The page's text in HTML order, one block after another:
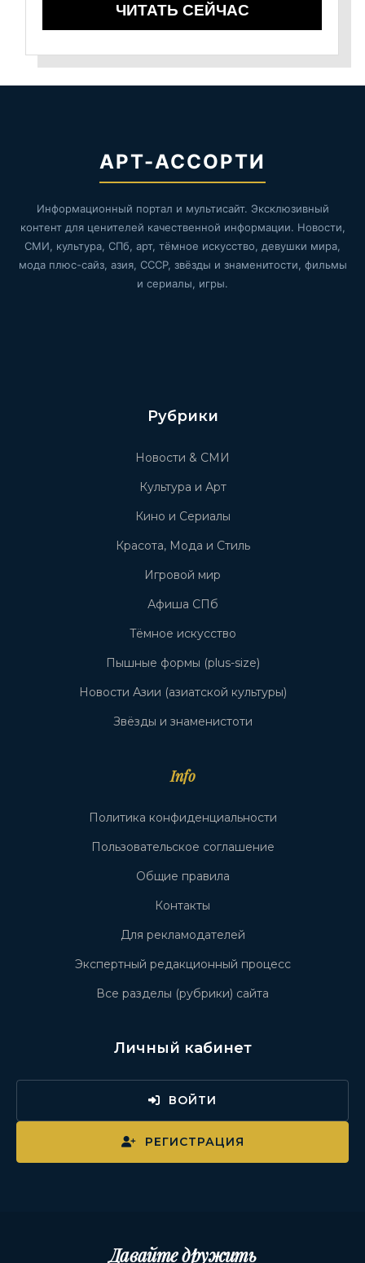
ЧИТАТЬ СЕЙЧАС
АРТ-АССОРТИ
Информационный портал и мультисайт. Эксклюзивный
контент для ценителей качественной информации. Новости,
СМИ, культура, СПб, арт, тёмное искусство, девушки мира,
мода плюс-сайз, азия, СССР, звёзды и знаменитости, фильмы
и сериалы, игры.
Рубрики
Новости & СМИ
Культура и Арт
Кино и Сериалы
Красота, Мода и Стиль
Игровой мир
Афиша СПб
Тёмное искусство
Пышные формы (plus-size)
Новости Азии (азиатской культуры)
Звёзды и знаменистоти
Info
Политика конфиденциальности
Пользовательское соглашение
Общие правила
Контакты
Для рекламодателей
Экспертный редакционный процесс
Все разделы (рубрики) сайта
Личный кабинет
ВОЙТИ
РЕГИСТРАЦИЯ
Давайте дружить